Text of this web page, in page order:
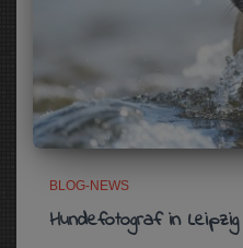
BLOG-NEWS
Hundefotograf in Leipzig